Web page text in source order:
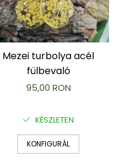
Mezei turbolya acél
fülbevaló
95,00 RON
KÉSZLETEN
KONFIGURÁL